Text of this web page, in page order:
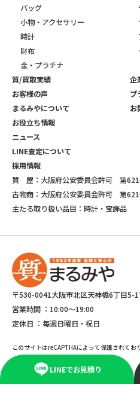
LINEでお見積り
バッグ
小物・アクセサリー
時計
財布
金・プラチナ
質/買取実績
お客様の声
まるみやについて
お役立ち情報
ニュース
LINE査定について
採用情報
企
プ
お
質 屋：大阪府公安委員会許可 第
古物商：大阪府公安委員会許可 第
主たる取り扱い品目：時計・宝飾品
〒530-0041大阪市北区天神橋6丁目5-
営業時間 ： 10:00～19:00
定休日 ： 毎週日曜日・祝日
このサイトはreCAPTHAによって保護されて
規約が適応されます。